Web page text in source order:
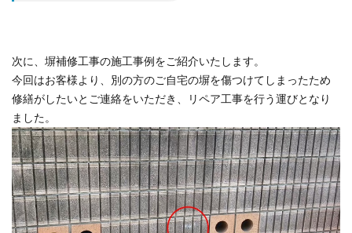
次に、塀補修工事の施工事例をご紹介いたします。
今回はお客様より、別の方のご自宅の塀を傷つけてしまったため
修繕がしたいとご連絡をいただき、リペア工事を行う運びとなり
ました。